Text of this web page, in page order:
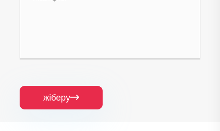
жіберу